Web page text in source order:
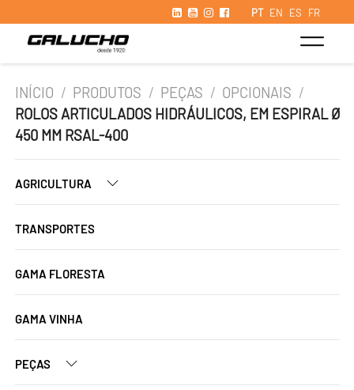
PT EN ES FR
INÍCIO / PRODUTOS / PEÇAS / OPCIONAIS /
ROLOS ARTICULADOS HIDRÁULICOS, EM ESPIRAL Ø
450 MM RSAL-400
AGRICULTURA
TRANSPORTES
GAMA FLORESTA
GAMA VINHA
PEÇAS